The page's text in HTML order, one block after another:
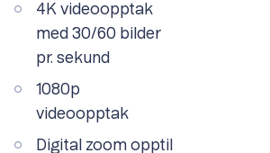
4K videoopptak
med 30/60 bilder
pr. sekund
1080p
videoopptak
Digital zoom opptil